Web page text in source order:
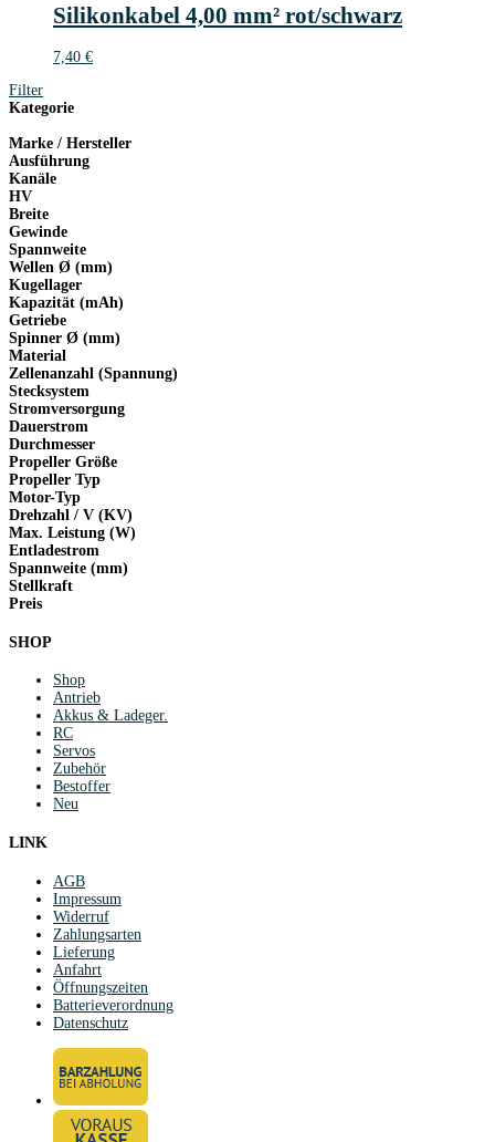
Silikonkabel 4,00 mm² rot/schwarz
7,40 €
Filter
Kategorie
Marke / Hersteller
Ausführung
Kanäle
HV
Breite
Gewinde
Spannweite
Wellen Ø (mm)
Kugellager
Kapazität (mAh)
Getriebe
Spinner Ø (mm)
Material
Zellenanzahl (Spannung)
Stecksystem
Stromversorgung
Dauerstrom
Durchmesser
Propeller Größe
Propeller Typ
Motor-Typ
Drehzahl / V (KV)
Max. Leistung (W)
Entladestrom
Spannweite (mm)
Stellkraft
Preis
SHOP
Shop
Antrieb
Akkus & Ladeger.
RC
Servos
Zubehör
Bestoffer
Neu
LINK
AGB
Impressum
Widerruf
Zahlungsarten
Lieferung
Anfahrt
Öffnungszeiten
Batterieverordnung
Datenschutz